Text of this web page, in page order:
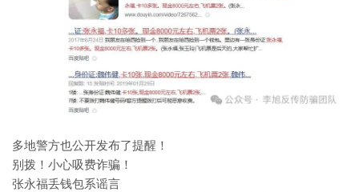
多地警方也公开发布了提醒！
别拨！小心吸费诈骗！
张永福丢钱包系谣言